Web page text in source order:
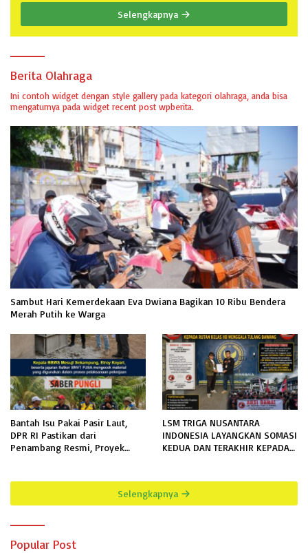
Selengkapnya
Berita Olahraga
Ini contoh widget dengan style gallery pada kategori olahraga, anda bisa
mengaturnya pada widget recent post wpberita.
Sambut Hari Kemerdekaan Eva Dwiana Bagikan 10 Ribu Bendera
Merah Putih ke Warga
Bantah Isu Pakai Pasir Laut,
DPR RI Pastikan dari
Penambang Resmi, Proyek
LSM TRIGA NUSANTARA
INDONESIA LAYANGKAN SOMASI
KEDUA DAN TERAKHIR KEPADA
INFORMASI PUBLIK
Selengkapnya
Popular Post